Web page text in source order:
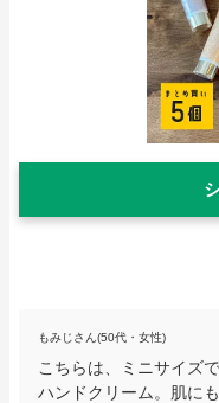
もみじさん(50代・女性)
こちらは、ミニサイズ
ハンドクリーム。肌に